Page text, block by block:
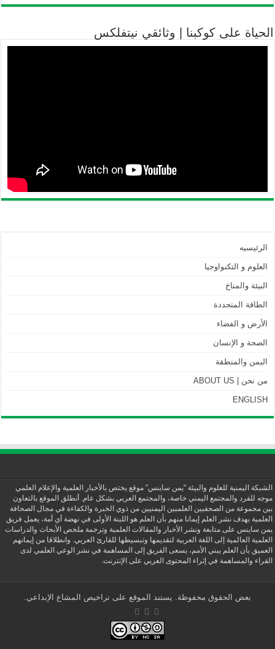
الحياة على كوكبنا | وثائقي نيتفلكس
الرئيسيه
العلوم و التكنواوجيا
البيئة والمناخ
الطاقة المتجددة
الأرض و الفضاء
الصحة و الإنسان
اليمن والمنطقة
من نحن | ABOUT US
ENGLISH
الشبكة اليمنية للعلوم والبيئة "يمن ساينس” موقع يختص بالأخبار العلمية والإعلام العلمي
موجه للفرد والمجتمع اليمني خاصة، والمجتمع العربي بشكل عام. أنطلق الموقع بالتعاون
بين مجموعة من الصحفيين العلميين اليمنيين من ذوي الخبرة والكفاءة في مجال الصحافة
العلمية بهدف نشر العلم إيمانا منهم بأن العلم هو اللبنة الأولى في نهضة أي أمة، يعمل فريق
يمن ساينس على متابعة ونشر الأخبار والمقالات العلمية وترجمة ملخص الأبحاث والدراسات
العلمية العالمية إلى اللغة العربية لتقديمها وتبسيطها للقارئ العربي. وانطلاقا من إيمانهم
العميق بأن العلم يبني الأمم، يسعى الفريق إلى المساهمة في نشر الوعي العلمي لدى
القراء والمساهمة في إثراء المحتوى العربي على الإنترنت.
بعض الحقوق محفوظة. يستند الموقع على تراخيص المشاع الإبداعي.